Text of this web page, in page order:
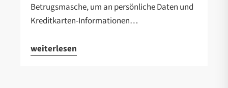
Betrugsmasche, um an persönliche Daten und
Kreditkarten-Informationen…
weiterlesen